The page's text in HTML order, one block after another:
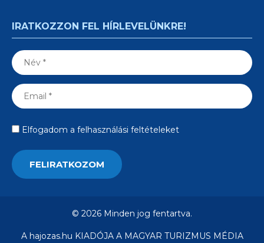
IRATKOZZON FEL HÍRLEVELÜNKRE!
Elfogadom a felhasználási feltételeket
© 2026 Minden jog fentartva.
A hajozas.hu KIADÓJA A MAGYAR TURIZMUS MÉDIA